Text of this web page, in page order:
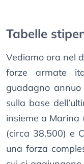
Tabelle
Vediamo ora nel
forze armate
guadagno
sulla base
insieme a Marina
(circa 38.500) e
una forza